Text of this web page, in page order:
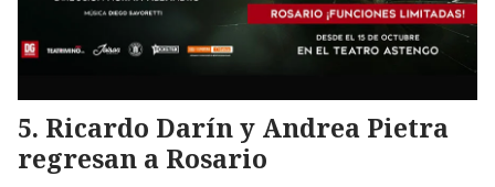
Ricardo Darín y Andrea Pietra
regresan a Rosario